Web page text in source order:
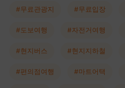
#무료관광지 #무료입장
#도보여행 #자전거여행
#현지버스 #현지지하철
#편의점여행 #마트어택